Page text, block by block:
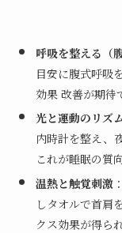
呼吸を整える（
目安に腹式呼吸
効果 改善が期待
光と運動のリズ
内時計を整え、
これが睡眠の質
温熱と触覚刺激
しタオルで首肩
クス効果が得ら